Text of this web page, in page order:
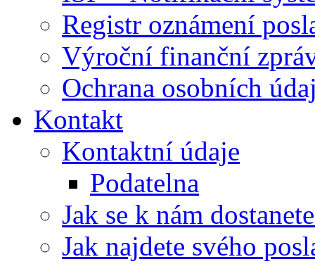
Registr oznámení
Výroční finanční
Ochrana osobních
Kontakt
Kontaktní údaje
Podatelna
Jak se k nám
Jak najdete svého